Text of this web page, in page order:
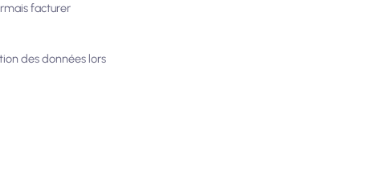
facturer
des données lors